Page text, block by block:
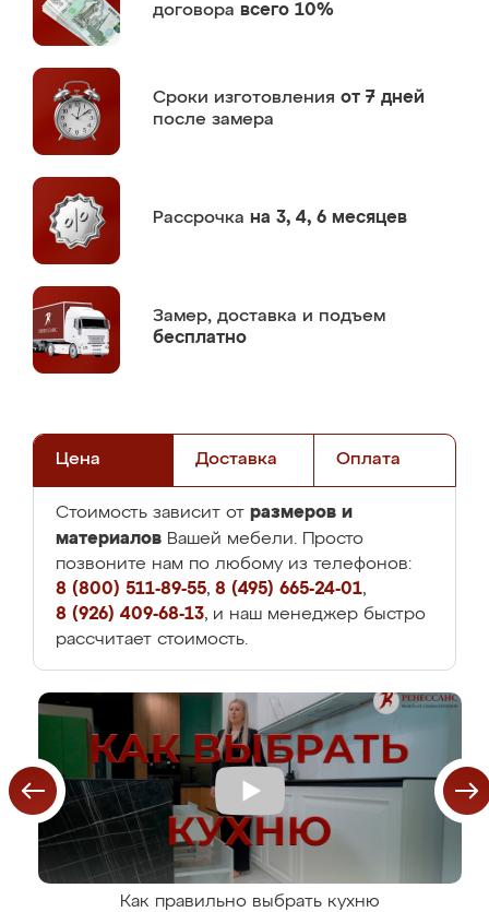
договора всего 10%
Сроки изготовления от 7 дней
после замера
Рассрочка на 3, 4, 6 месяцев
Замер, доставка и подъем
бесплатно
Цена Доставка Оплата
Стоимость зависит от размеров и
материалов Вашей мебели. Просто
позвоните нам по любому из телефонов:
8 (800) 511-89-55, 8 (495) 665-24-01,
8 (926) 409-68-13, и наш менеджер быстро
рассчитает стоимость.
Как правильно выбрать кухню